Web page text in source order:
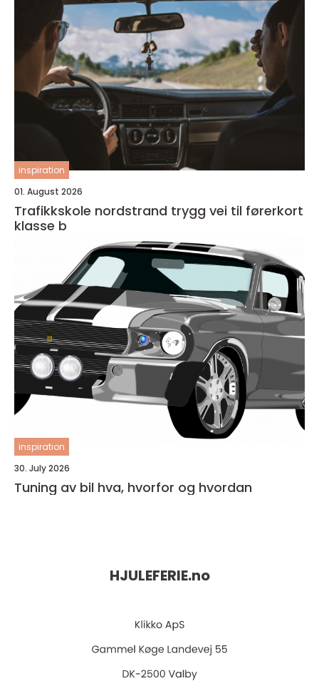
inspiration
01. August 2026
Trafikkskole nordstrand trygg vei til førerkort
klasse b
inspiration
30. July 2026
Tuning av bil hva, hvorfor og hvordan
HJULEFERIE.no